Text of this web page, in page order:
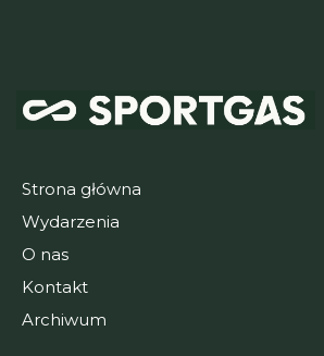
Strona główna
Wydarzenia
O nas
Kontakt
Archiwum